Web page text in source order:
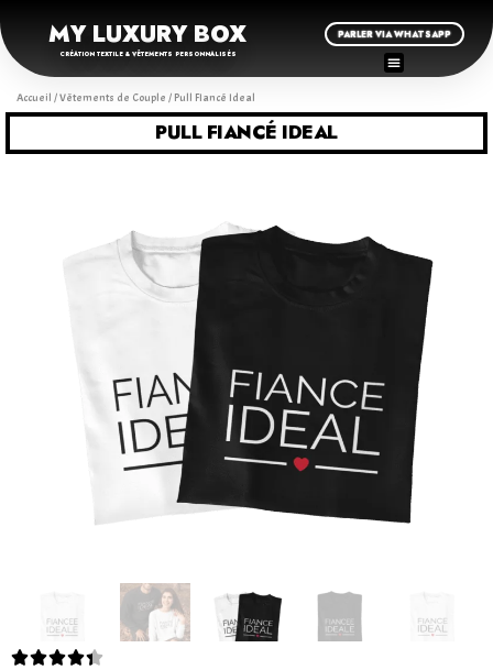
MY LUXURY BOX
CRÉATION TEXTILE & VÊTEMENTS PERSONNALISÉS
PARLER VIA WHATSAPP
Accueil /Vêtements de Couple / Pull FIancé Ideal
PULL FIANCÉ IDEAL
